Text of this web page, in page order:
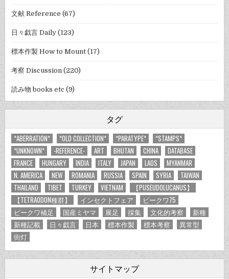
文献 Reference (67)
日々戯言 Daily (123)
標本作製 How to Mount (17)
考察 Discussion (220)
読み物 books etc (9)
タグ
*ABERRATION* *OLD COLLECTION* *PARATYPE*
*STAMPS*
*UNKNOWN*
-REFERENCE- ART BHUTAN CHINA
DATABASE
FRANCE
HUNGARY INDIA ITALY JAPAN LAOS
MYANMAR
N. AMERICA
NEW ROMANIA RUSSIA SPAIN SYRIA
TAIWAN
THAILAND
TIBET TURKEY VIETNAM
【PUSEUDOLUCANUS】
【TETRAODON種群】
インセクトフェア
ビークワ75
ビークワ補足
国産ミヤマ 展足 採集 文化的考察
新種
新種記載
日々戯言 日本 標本作製 標本考察
異常型
街灯
サイトマップ